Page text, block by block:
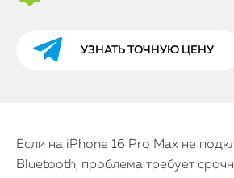
УЗНАТЬ ТОЧНУЮ ЦЕНУ
Если на iPhone 16 Pro Max не
Bluetooth, проблема требует